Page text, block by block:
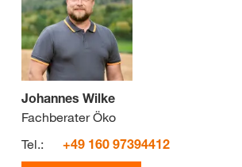
Johannes Wilke
Fachberater Öko
Tel.:
+49 160 97394412